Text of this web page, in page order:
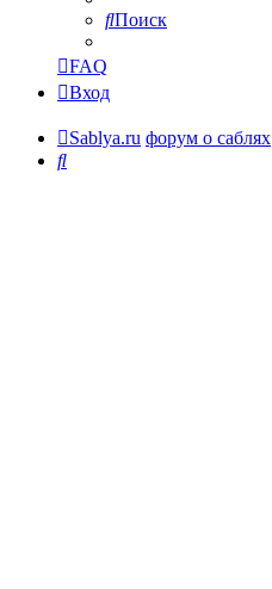
Поиск
FAQ
Вход
Sablya.ru форум о саблях
Поиск